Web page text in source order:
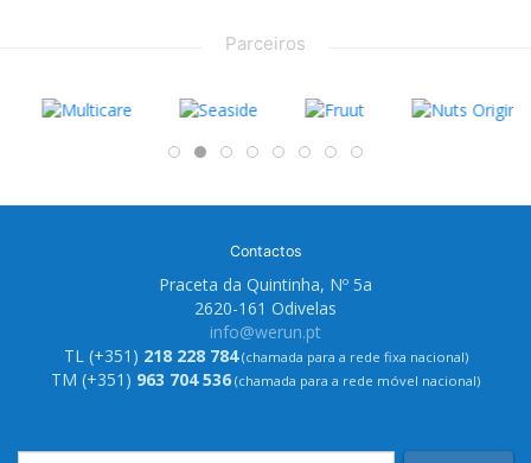
Parceiros
Contactos
Praceta da Quintinha, Nº 5a
2620-161 Odivelas
info@werun.pt
TL (+351) 218 228 784(chamada para a rede fixa nacional)
TM (+351) 963 704 536 (chamada para a rede móvel nacional)